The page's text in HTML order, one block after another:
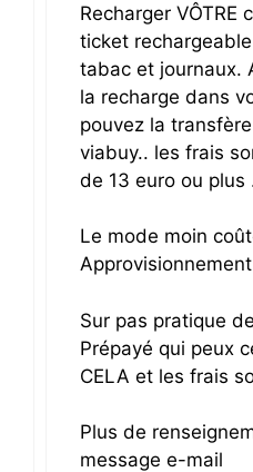
Recharger VÔTRE
ticket
tabac et journaux.
la recharge dans
pouvez la
viabuy.. les frais
de 13 euro ou plus
Le mode moin
Sur pas pratique
Prépayé qui peux
CELA et les frais
Plus de
message e-mail